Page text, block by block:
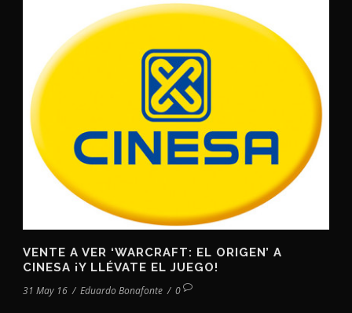
VENTE A VER ‘WARCRAFT: EL ORIGEN’ A
CINESA ¡Y LLÉVATE EL JUEGO!
31 May 16 / Eduardo Bonafonte / 0